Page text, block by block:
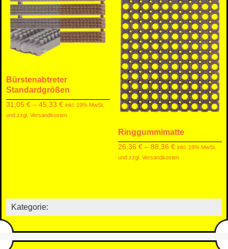
Bürstenabtreter
Standardgrößen
31,05 €– 45,33 € inkl. 19% MwSt.
und zzgl. Versandkosten
Ringgummimatte
26,36€ –88,36€ inkl. 19% MwSt.
und zzgl. Versandkosten
Kategorie: